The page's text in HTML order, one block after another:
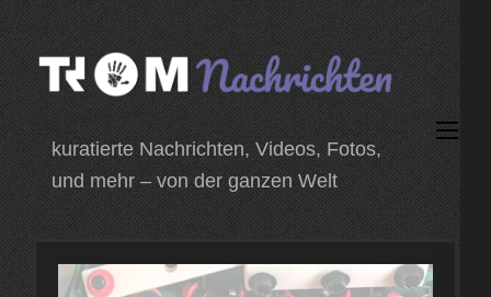
Zum
Inhalt
springen
drücken)
kuratierte Nachrichten, Videos, Fotos,
und mehr – von der ganzen Welt